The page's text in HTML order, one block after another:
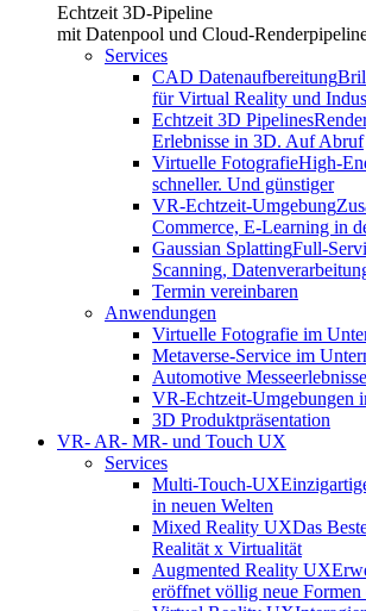
Echtzeit 3D-Pipeline
mit Datenpool und Cloud-
Services
CAD Datenaufbereitung
für Virtual Reality und
Echtzeit 3D Pipelines
Erlebnisse in 3D. Auf Abruf
Virtuelle FotografieHigh-
schneller. Und günstiger
VR-Echtzeit-Umgebung
Commerce, E-Learning in
Gaussian SplattingFull-
Scanning,
Termin vereinbaren
Anwendungen
Virtuelle Fotografie im
Metaverse-Service im
Automotive Messeerlebnisse
VR-Echtzeit-Umgebungen
3D Produktpräsentation
VR- AR- MR- und Touch UX
Services
Multi-Touch-UX
in neuen Welten
Mixed Reality UXDas
Realität x Virtualität
Augmented Reality UX
eröffnet völlig neue Formen